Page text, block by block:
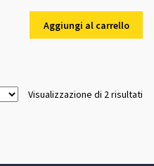
Aggiungi al carrello
Visualizzazione di 2 risultati